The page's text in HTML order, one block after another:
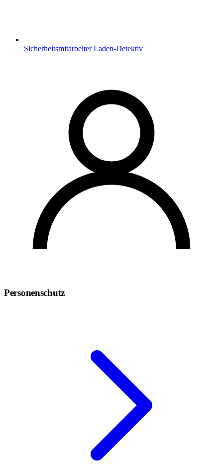
Sicherheitsmitarbeiter Laden-Detektiv
Personenschutz